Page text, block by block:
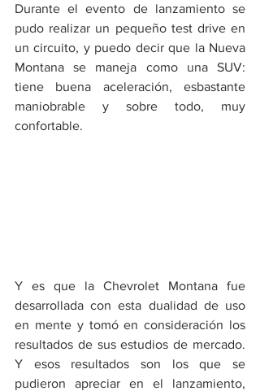
Durante el evento de lanzamiento se
pudo realizar un pequeño test drive en
un circuito, y puedo decir que la Nueva
Montana se maneja como una SUV:
tiene buena aceleración, esbastante
maniobrable y sobre todo, muy
confortable.
Y es que la Chevrolet Montana fue
desarrollada con esta dualidad de uso
en mente y tomó en consideración los
resultados de sus estudios de mercado.
Y esos resultados son los que se
pudieron apreciar en el lanzamiento,